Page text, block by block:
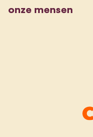
onze mensen